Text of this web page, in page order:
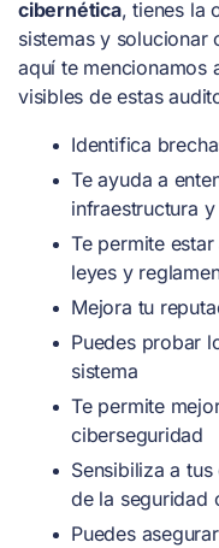
cibernética, tienes la
sistemas y solucionar
aquí te mencionamos
visibles de estas
Identifica
Te ayuda a
infraestructura
Te permite
leyes y
Mejora tu
Puedes probar
sistema
Te permite
ciberseguridad
Sensibiliza a
de la seguridad
Puedes